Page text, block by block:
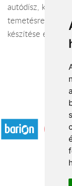
autódísz,
temetésre
készítése és